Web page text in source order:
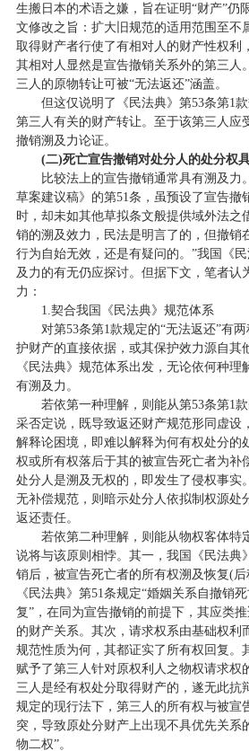
生搬日本的术语之嫌，旨在证明“财产”仍
文修改之旨：扩大旧规范的适用范围至不
取得财产者行使了有相对人的财产性权利
其相对人显然是宣告撤销关系外的第三人
三人的原物转让可被“无法返还”涵盖。
但这仅说明了《民法典》第53条第1
第三人有关的财产转让。至于该第三人应
撤销溯及力论证。
(二)死亡宣告撤销对处分人的处分权
比较法上的宣告撤销通常具有溯及力
草案建议稿》的第51条，虽预设了宣告撤
时，却未如其他草拟条文般提供域外法之
销的溯及效力，民法是明言了的，但撤销
行为自始无效，还是有疑问的。”我国《
及力的有无仍应探讨。但据下文，笔者认
力：
1.契合我国《民法典》规范体系
对第53条第1款规定的“无法返还”有
护财产的直接依据，或其保护效力源自其
《民法典》规范体系出发，无论依何种
有溯及力。
若依第一种理解，则能从第53条第1
采否定说，既导致返还财产规范形同虚设
解释论困境，即难以解释为何有权处分的
权或所有权落后于其的被宣告死亡者为补
处分人是溯及无权的，即发生了侵权事实
无补偿规范，则暗示处分人依拟制权源处
返还责任。
若依第二种理解，则能从物权客体特
说将与该原则相悖。其一，我国《民法典
销后，被宣告死亡者的所有权溯及恢复(后
《民法典》第51条规定“婚姻关系自撤销
复”，在同为宣告撤销的前提下，其应类
的财产关系。其次，请求权系由基础权利
规范性质为何，其都证实了所有权回复。
赋予了第三人针对原权利人之物权请求权
三人是经有权处分取得财产的，遂无此抗
规定的现行法下，第三人的所有权与被宣
突，导致原处分财产上出现不具优先关系
物二权”。